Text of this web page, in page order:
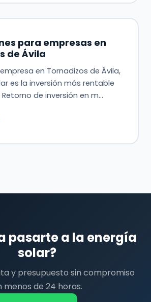
para empresas en
de Ávila
en Tornadizos de Ávila,
es la inversión más rentable
de inversión en m…
pasarte a la energía
solar?
y presupuesto sin compromiso
menos de 24 horas.